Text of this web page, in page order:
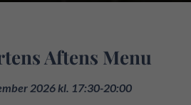
Aftens Menu
2026 kl. 17:30-20:00